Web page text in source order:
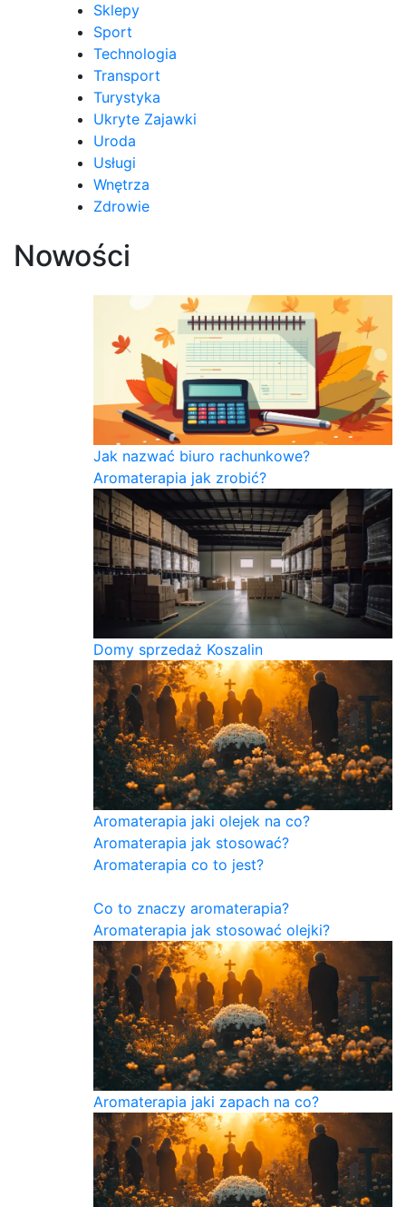
Sklepy
Sport
Technologia
Transport
Turystyka
Ukryte Zajawki
Uroda
Usługi
Wnętrza
Zdrowie
Nowości
Jak nazwać biuro rachunkowe?
Aromaterapia jak zrobić?
Domy sprzedaż Koszalin
Aromaterapia jaki olejek na co?
Aromaterapia jak stosować?
Aromaterapia co to jest?
Co to znaczy aromaterapia?
Aromaterapia jak stosować olejki?
Aromaterapia jaki zapach na co?